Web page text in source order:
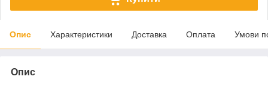
Опис Характеристики Доставка Оплата Умови
Опис